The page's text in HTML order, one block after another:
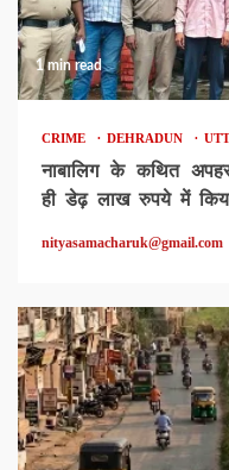
1 min read
CRIME DEHRADUN
नाबालिग के कथित
ही डेढ़ लाख रुपये में
nityasamacharuk@gmail.com